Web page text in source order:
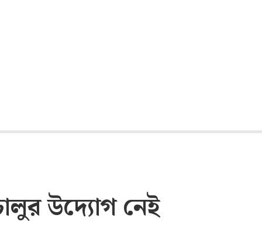
উদ্যোগ নেই